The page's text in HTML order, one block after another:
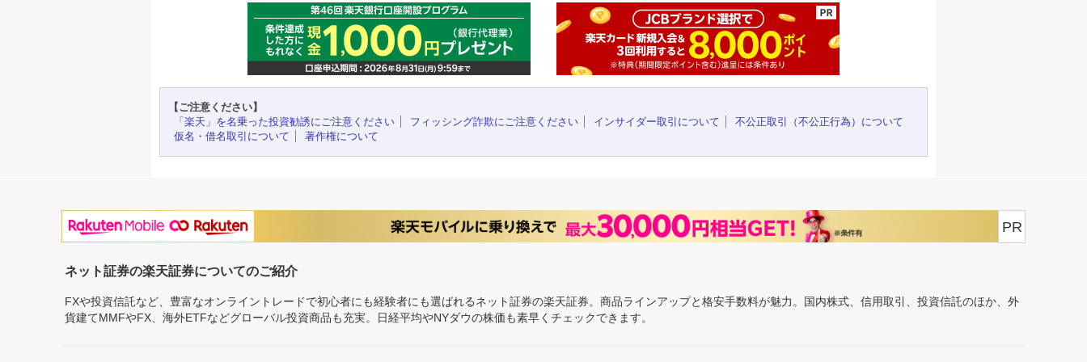
【ご注意ください】
「楽天」を名乗った投資勧誘にご注意ください
フィッシング詐欺にご注意ください インサイダー取引について
不公正取引（不公正行為）について
仮名・借名取引について
著作権について
PR
ネット証券の楽天証券についてのご紹介
FXや投資信託など、豊富なオンライントレードで初心者にも経験者にも選ばれるネット証券の楽天証券。商品ラインアップと格安手数料が魅力。国内株式、信用取引、投資信託のほか、外
貨建てMMFやFX、海外ETFなどグローバル投資商品も充実。日経平均やNYダウの株価も素早くチェックできます。